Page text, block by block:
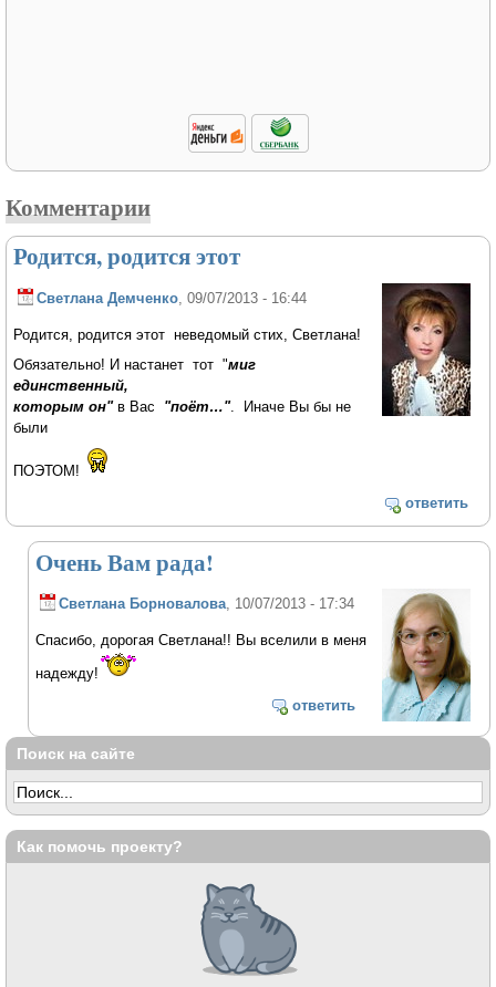
Комментарии
Родится, родится этот
Светлана Демченко, 09/07/2013 - 16:44
Родится, родится этот неведомый стих, Светлана!
Обязательно! И настанет тот "миг
единственный,
которым он"в Вас "поёт…". Иначе Вы бы не
были
ПОЭТОМ!
ответить
Очень Вам рада!
Светлана Борновалова, 10/07/2013 - 17:34
Спасибо, дорогая Светлана!! Вы вселили в меня
надежду!
ответить
Поиск на сайте
Как помочь проекту?